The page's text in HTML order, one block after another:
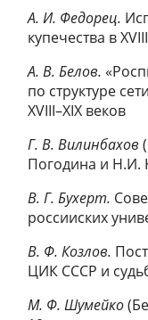
А. И. Федорец.
купечества в
А. B. Белов.
по структуре
XVIII–XIX веков
Г. В. Вилинбахов
Погодина и Н.И.
В. Г. Бухерт.
россииских
В. Ф. Козлов.
ЦИК СССР и
М. Ф. Шумейко